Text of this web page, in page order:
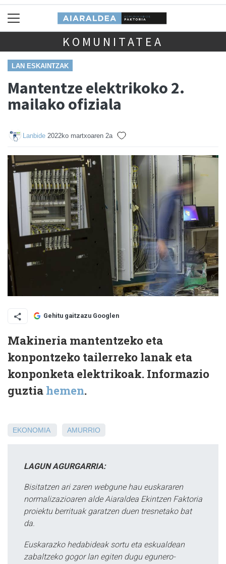
KOMUNITATEA
LAN ESKAINTZAK
Mantentze elektrikoko 2.
mailako ofiziala
Lanbide 2022ko martxoaren 2a
Gehitu gaitzazu Googlen
Makineria mantentzeko eta
konpontzeko tailerreko lanak eta
konponketa elektrikoak. Informazio
guztia hemen.
EKONOMIA AMURRIO
LAGUN AGURGARRIA:
Bisitatzen ari zaren webgune hau euskararen
normalizazioaren alde Aiaraldea Ekintzen Faktoria
proiektu berrituak garatzen duen tresnetako bat
da.
Euskarazko hedabideak sortu eta eskualdean
zabaltzeko gogor lan egiten dugu egunero-